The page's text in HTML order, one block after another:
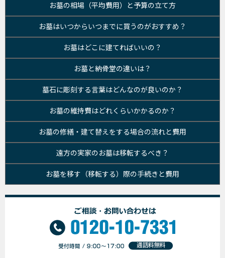
お墓の相場（平均費用）と予算の立て方
お墓はいつからいつまでに買うのがおすすめ？
お墓はどこに建てればいいの？
お墓と納骨堂の違いは？
墓石に彫刻する言葉はどんなのが良いのか？
お墓の維持費はどれくらいかかるのか？
お墓の修繕・建て替えをする場合の流れと費用
遠方の実家のお墓は移転するべき？
お墓を移す（移転する）際の手続きと費用